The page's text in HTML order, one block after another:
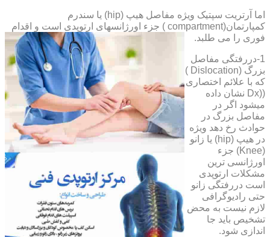
اما آرتریت سپتیک ویژه مفاصل هیپ (hip) یا سندرم
کمپارتمان(compartment ) جزء اورژانسهای ارتوپدی است و اقدام
فوری را می طلبد.
1-دررفتگی مفاصل
بزرگ (Dislocation )
که با علائم اختصاری
((Dx نشان داده
میشود اگر در
مفاصل بزرگ در
حوادث رخ دهد ویژه
در هیپ (hip) یا زانو
(Knee) جزء
اورژانسی ترین
مشکلات ارتوپدی
است دررفتگی زانو
حتی رادیوگرافی
لازم نیست به محض
تشخیص باید جا
اندازی شود.